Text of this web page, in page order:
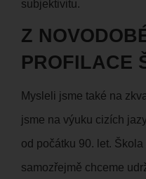
subjektivitu.
Z
PROFILACE
Mysleli jsme také na
jsme na výuku cizích
od počátku 90. let.
samozřejmě chceme